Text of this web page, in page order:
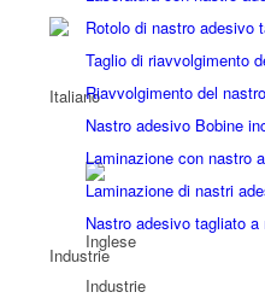
Rotolo di nastro adesivo
Taglio di riavvolgimento
Riavvolgimento del
Nastro adesivo Bobine
Laminazione con nastro
Laminazione di nastri
Nastro adesivo tagliato a
Industrie
Industrie